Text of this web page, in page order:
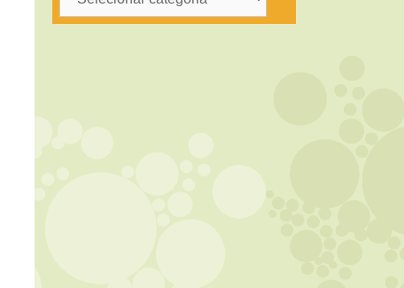
por